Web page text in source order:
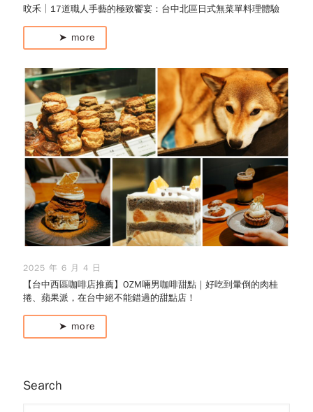
旼禾│17道職人手藝的極致饗宴：台中北區日式無菜單料理體驗
➤ more
2025 年 6 月 4 日
【台中西區咖啡店推薦】OZM啢男咖啡甜點｜好吃到暈倒的肉桂
捲、蘋果派，在台中絕不能錯過的甜點店！
➤ more
Search